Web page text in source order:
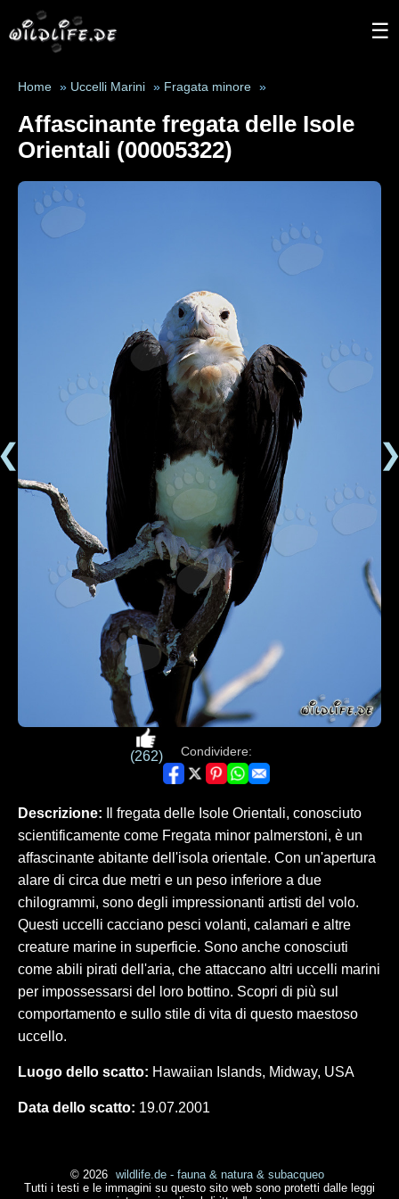
☰
Home » Uccelli Marini » Fragata minore »
Affascinante fregata delle Isole
Orientali (00005322)
(262) Condividere:
Descrizione: Il fregata delle Isole Orientali, conosciuto
scientificamente come Fregata minor palmerstoni, è un
affascinante abitante dell'isola orientale. Con un'apertura
alare di circa due metri e un peso inferiore a due
chilogrammi, sono degli impressionanti artisti del volo.
Questi uccelli cacciano pesci volanti, calamari e altre
creature marine in superficie. Sono anche conosciuti
come abili pirati dell'aria, che attaccano altri uccelli marini
per impossessarsi del loro bottino. Scopri di più sul
comportamento e sullo stile di vita di questo maestoso
uccello.
Luogo dello scatto: Hawaiian Islands, Midway, USA
Data dello scatto: 19.07.2001
© 2026 wildlife.de - fauna & natura & subacqueo
Tutti i testi e le immagini su questo sito web sono protetti dalle leggi